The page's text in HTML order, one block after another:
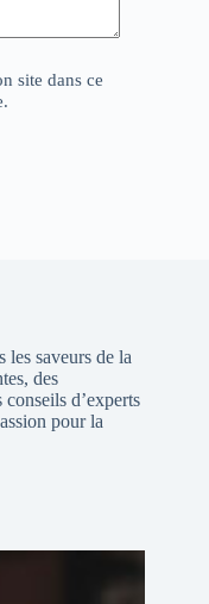
site dans ce
les saveurs de la
des
d’experts
pour la